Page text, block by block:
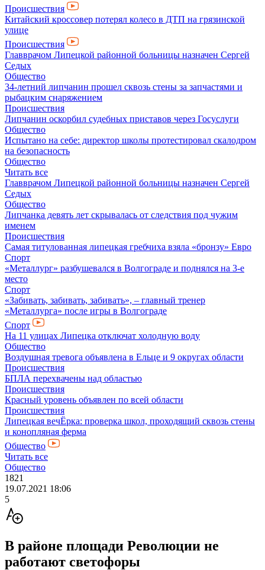
Происшествия
Китайский кроссовер потерял колесо в ДТП на грязинской
улице
Происшествия
Главврачом Липецкой районной больницы назначен Сергей
Седых
Общество
34-летний липчанин прошел сквозь стены за запчастями и
рыбацким снаряжением
Происшествия
Липчанин оскорбил судебных приставов через Госуслуги
Общество
Испытано на себе: директор школы протестировал скалодром
на безопасность
Общество
Читать все
Главврачом Липецкой районной больницы назначен Сергей
Седых
Общество
Липчанка девять лет скрывалась от следствия под чужим
именем
Происшествия
Самая титулованная липецкая гребчиха взяла «бронзу» Евро
Спорт
«Металлург» разбушевался в Волгограде и поднялся на 3-е
место
Спорт
«Забивать, забивать, забивать», – главный тренер
«Металлурга» после игры в Волгограде
Спорт
На 11 улицах Липецка отключат холодную воду
Общество
Воздушная тревога объявлена в Ельце и 9 округах области
Происшествия
БПЛА перехвачены над областью
Происшествия
Красный уровень объявлен по всей области
Происшествия
Липецкая вечЁрка: проверка школ, проходящий сквозь стены
и конопляная ферма
Общество
Читать все
Общество
1821
19.07.2021 18:06
5
В районе площади Революции не
работают светофоры